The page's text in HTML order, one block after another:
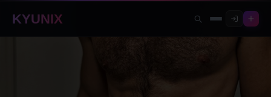
KYUNIX